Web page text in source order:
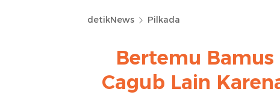
detikNews Pilkada
Bertemu Bamus
Cagub Lain